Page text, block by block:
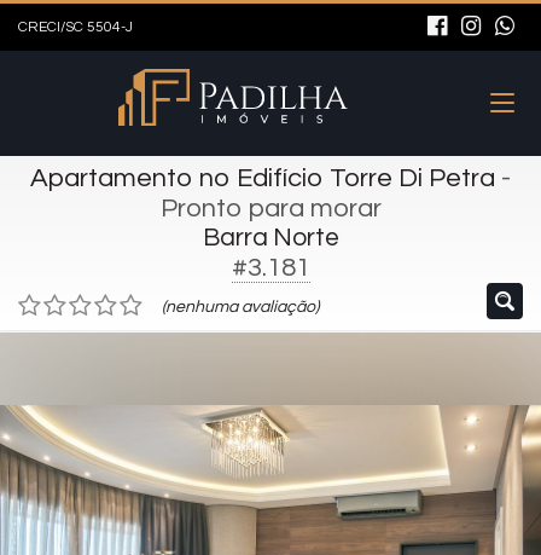
CRECI/SC 5504-J
Apartamento no Edifício Torre Di Petra -
Pronto para morar
Barra Norte
#3.181
(nenhuma avaliação)